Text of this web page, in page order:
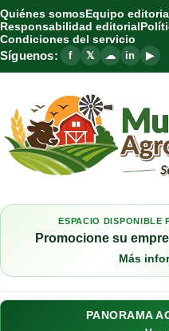
Quiénes somosEquipo
Responsabilidad editorial
Condiciones del servicio
Síguenos: f 𝕏 ☁ in ▶
ESPACIO DISPONIBLE
Promocione su
Más
PANORAMA